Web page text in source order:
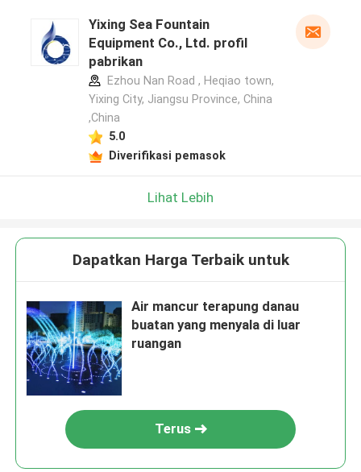
Yixing Sea Fountain
Equipment Co., Ltd. profil
pabrikan
Ezhou Nan Road , Heqiao town,
Yixing City, Jiangsu Province, China
,China
5.0
Diverifikasi pemasok
Lihat Lebih
Dapatkan Harga Terbaik untuk
Air mancur terapung danau
buatan yang menyala di luar
ruangan
Terus